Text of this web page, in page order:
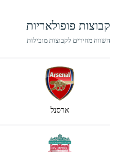
קבוצות פופולאריות
השווה מחירים לקבוצות מובילות
ארסנל